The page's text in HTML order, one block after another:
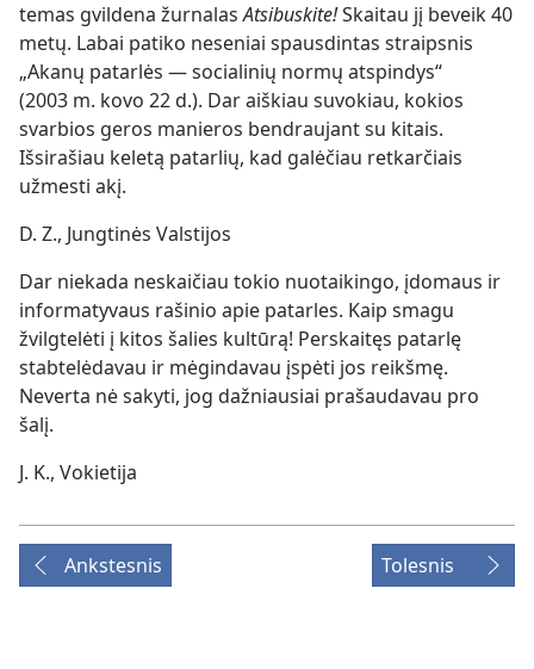
temas gvildena žurnalasAtsibuskite!Skaitau jį beveik 40
metų. Labai patiko neseniai spausdintas straipsnis
„Akanų patarlės — socialinių normų atspindys“
(2003 m. kovo 22 d.). Dar aiškiau suvokiau, kokios
svarbios geros manieros bendraujant su kitais.
Išsirašiau keletą patarlių, kad galėčiau retkarčiais
užmesti akį.
D. Z., Jungtinės Valstijos
Dar niekada neskaičiau tokio nuotaikingo, įdomaus ir
informatyvaus rašinio apie patarles. Kaip smagu
žvilgtelėti į kitos šalies kultūrą! Perskaitęs patarlę
stabtelėdavau ir mėgindavau įspėti jos reikšmę.
Neverta nė sakyti, jog dažniausiai prašaudavau pro
šalį.
J. K., Vokietija
Ankstesnis Tolesnis